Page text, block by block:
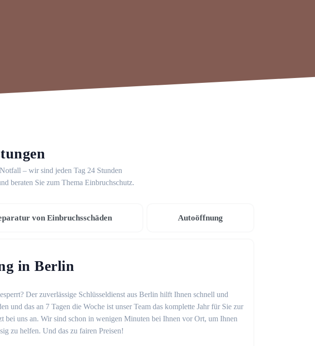
– wir sind jeden Tag 24 Stunden
beraten Sie zum Thema Einbruchschutz.
von Einbruchsschäden Autoöffnung
in Berlin
Der zuverlässige Schlüsseldienst aus Berlin hilft Ihnen schnell und
und das an 7 Tagen die Woche ist unser Team das komplette Jahr für Sie zur
bei uns an. Wir sind schon in wenigen Minuten bei Ihnen vor Ort, um Ihnen
zu helfen. Und das zu fairen Preisen!